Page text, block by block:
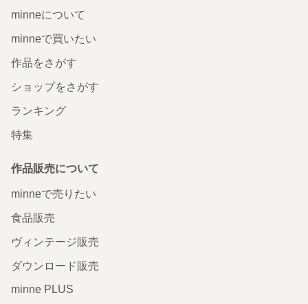
minneについて
minneで買いたい
作品をさがす
ショップをさがす
ランキング
特集
作品販売について
minneで売りたい
食品販売
ヴィンテージ販売
ダウンロード販売
minne PLUS